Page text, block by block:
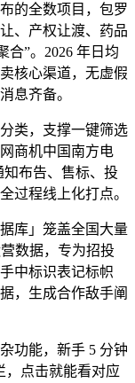
的全数项目，包罗
、产权让渡、药品
合”。2026 年日均
核心渠道，无虚假
息齐备。
类，支撑一键筛选
商机中国南方电
布告、售标、投
过程线上化打点。
库」笼盖全国大量
数据，专为招投
中标识表记标帜
，生成合作敌手阐
功能，新手 5 分钟
，点击就能看对应